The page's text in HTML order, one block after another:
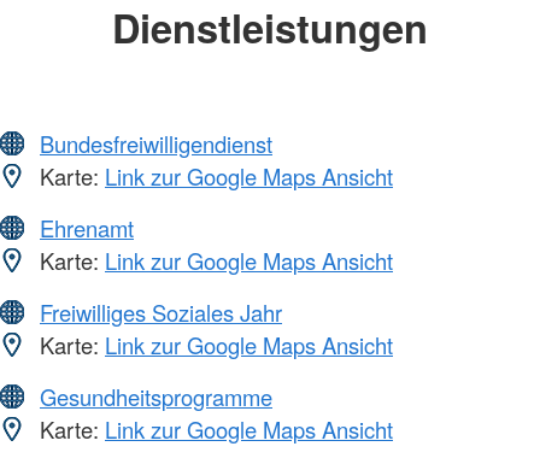
Dienstleistungen
Bundesfreiwilligendienst
Karte: Link zur Google Maps Ansicht
Ehrenamt
Karte: Link zur Google Maps Ansicht
Freiwilliges Soziales Jahr
Karte: Link zur Google Maps Ansicht
Gesundheitsprogramme
Karte: Link zur Google Maps Ansicht